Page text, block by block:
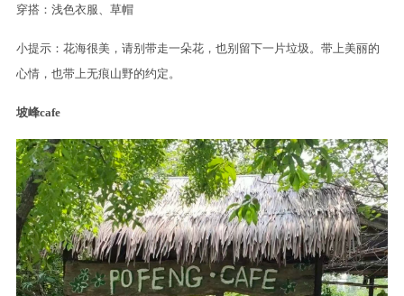
穿搭：浅色衣服、草帽
小提示：花海很美，请别带走一朵花，也别留下一片垃圾。带上美丽的
心情，也带上无痕山野的约定。
坡峰cafe